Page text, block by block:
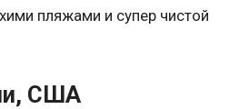
пляжами и супер чистой
США